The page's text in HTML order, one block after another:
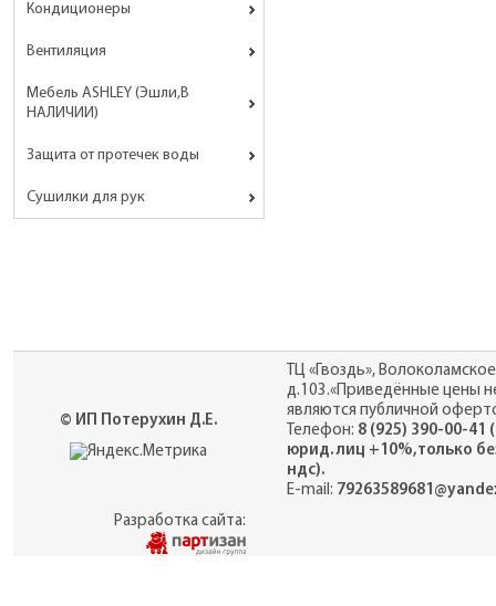
Кондиционеры
Вентиляция
Мебель ASHLEY (Эшли,В
НАЛИЧИИ)
Защита от протечек воды
Сушилки для рук
© ИП Потерухин Д.Е.
ТЦ «Гвоздь»,
д.103.«Приведённые цены
являются публичной
Телефон: 8 (925) 390-00-41
юрид. лиц +10%,только
ндс).
E-mail:
Разработка сайта: